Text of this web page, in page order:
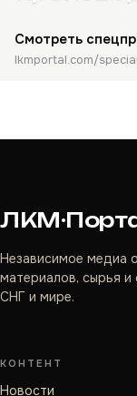
Смотреть
lkmportal.com/
Независимое медиа
материалов, сырья
СНГ и мире.
КОНТЕНТ
Новости